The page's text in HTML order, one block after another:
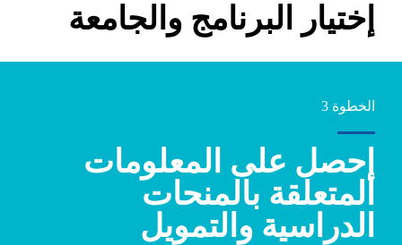
إختيار البرنامج والجامعة
إحصل على المعلومات
المتعلقة بالمنحات
الدراسية والتمويل
الخطوة 3